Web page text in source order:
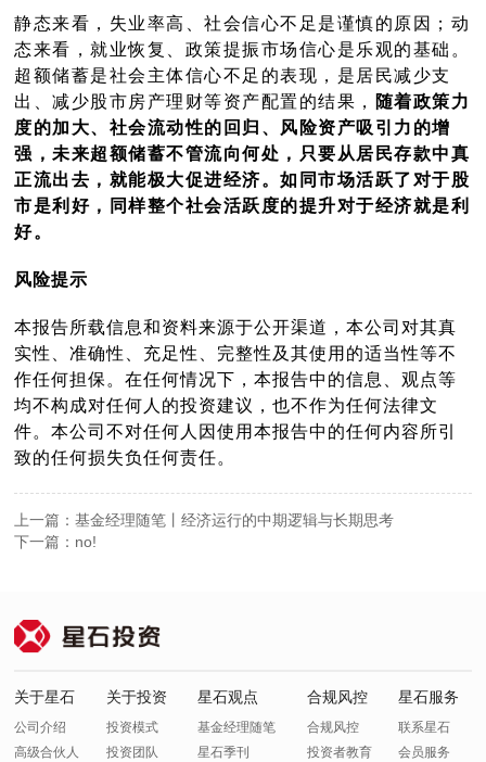
静态来看，失业率高、社会信心不足是谨慎的原因；动
态来看，就业恢复、政策提振市场信心是乐观的基础。
超额储蓄是社会主体信心不足的表现，是居民减少支
出、减少股市房产理财等资产配置的结果，
随着政策力
度的加大、社会流动性的回归、风险资产吸引力的增
强，未来超额储蓄不管流向何处，只要从居民存款中真
正流出去，就能极大促进经济。如同市场活跃了对于股
市是利好，同样整个社会活跃度的提升对于经济就是利
好。
风险提示
本报告所载信息和资料来源于公开渠道，本公司对其真
实性、准确性、充足性、完整性及其使用的适当性等不
作任何担保。在任何情况下，本报告中的信息、观点等
均不构成对任何人的投资建议，也不作为任何法律文
件。本公司不对任何人因使用本报告中的任何内容所引
致的任何损失负任何责任。
上一篇：基金经理随笔丨经济运行的中期逻辑与长期思考
下一篇：no!
关于星石
公司介绍
高级合伙人
关于投资
投资模式
投资团队
星石观点
基金经理随笔
星石季刊
合规风控
合规风控
投资者教育
星石服务
联系星石
会员服务